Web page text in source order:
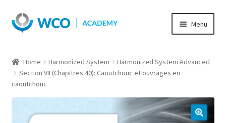
Skip
to
Skip
to
Menu
Home Harmonized System
Harmonized System Advanced
Section VII (Chapitres 40): Caoutchouc et ouvrages en
caoutchouc